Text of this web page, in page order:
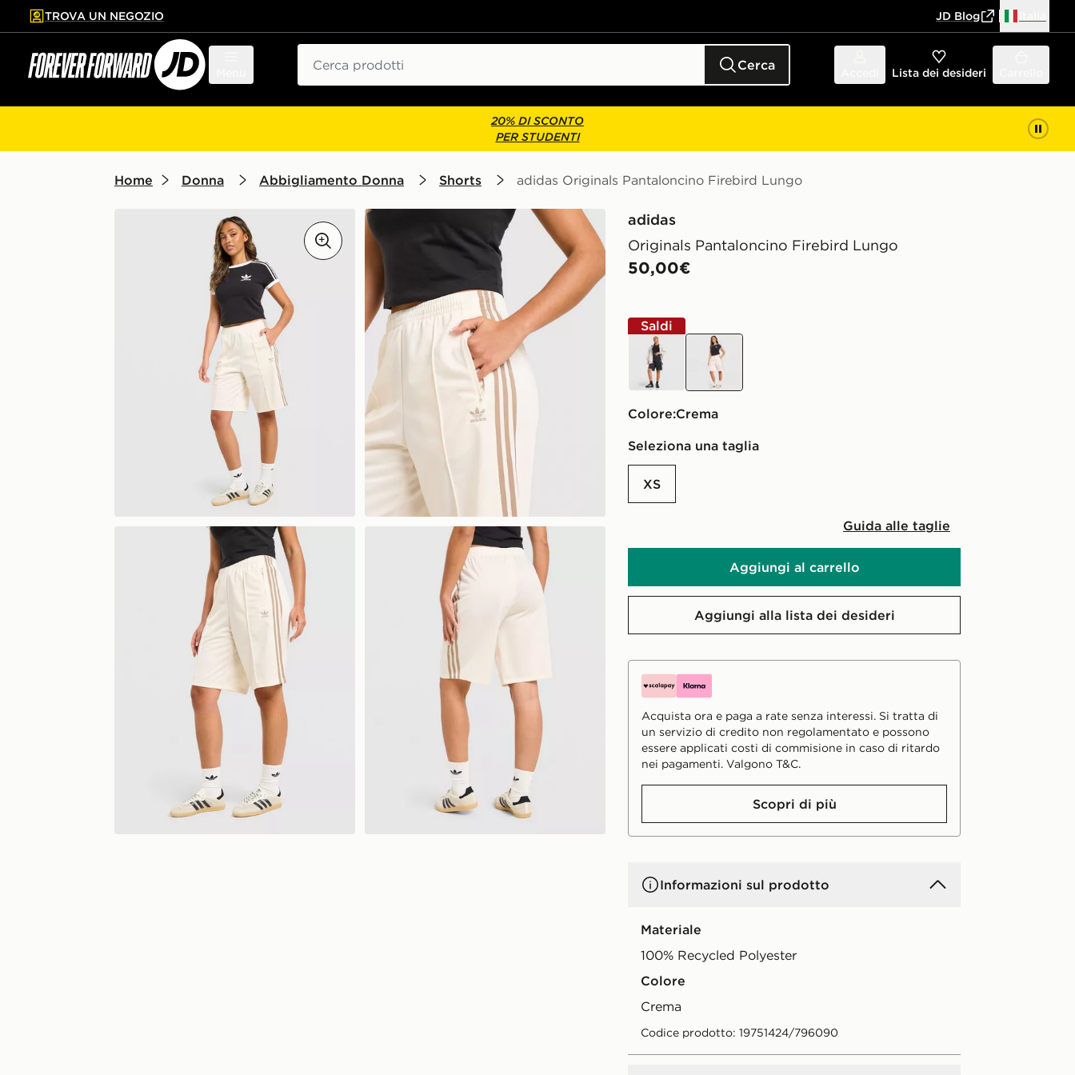
contenuto principale
a fondo pagina
TROVA UN NEGOZIO JD Blog
Cerca Lista dei desideri
20% DI SCONTO
PER STUDENTI
Home Donna Abbigliamento Donna Shorts adidas Originals Pantaloncino Firebird Lungo
adidas
Originals Pantaloncino Firebird Lungo
50,00€
Saldi
nero
crema
Colore:
crema
Seleziona una taglia
XS
Guida alle taglie
Aggiungi al carrello
Aggiungi alla lista dei desideri
Acquista ora e paga a rate senza interessi. Si tratta di
un servizio di credito non regolamentato e possono
essere applicati costi di commisione in caso di ritardo
nei pagamenti. Valgono T&C.
Scopri di più
Informazioni sul prodotto
Materiale
100% Recycled Polyester
Colore
crema
Codice prodotto: 19751424/796090